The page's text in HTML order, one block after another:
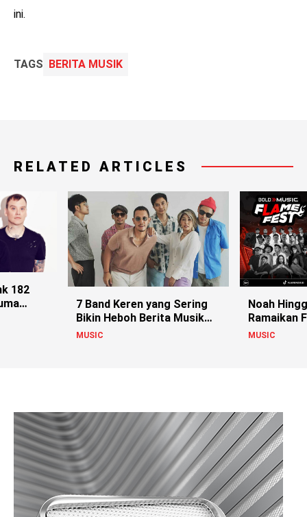
ini.
TAGS BERITA MUSIK
RELATED ARTICLES
182
7 Band Keren yang Sering
Bikin Heboh Berita Musik
Indonesia
MUSIC
Noah
Ramaikan
Jambi!
MUSIC